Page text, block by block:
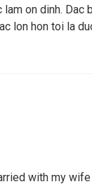
on dinh. Dac
lon hon toi la
with my